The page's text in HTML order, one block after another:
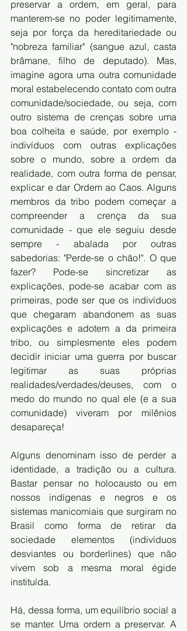
preservar a ordem, em geral, para
manterem-se no poder legitimamente,
seja por força da hereditariedade ou
"nobreza familiar" (sangue azul, casta
brâmane, filho de deputado). Mas,
imagine agora uma outra comunidade
moral estabelecendo contato com outra
comunidade/sociedade, ou seja, com
outro sistema de crenças sobre uma
boa colheita e saúde, por exemplo -
indivíduos com outras explicações
sobre o mundo, sobre a ordem da
realidade, com outra forma de pensar,
explicar e dar Ordem ao Caos. Alguns
membros da tribo podem começar a
compreender a crença da sua
comunidade - que ele seguiu desde
sempre - abalada por outras
sabedorias: "Perde-se o chão!". O que
fazer? Pode-se sincretizar as
explicações, pode-se acabar com as
primeiras, pode ser que os indivíduos
que chegaram abandonem as suas
explicações e adotem a da primeira
tribo, ou simplesmente eles podem
decidir iniciar uma guerra por buscar
legitimar as suas próprias
realidades/verdades/deuses, com o
medo do mundo no qual ele (e a sua
comunidade) viveram por milênios
desapareça!
Alguns denominam isso de perder a
identidade, a tradição ou a cultura.
Bastar pensar no holocausto ou em
nossos indígenas e negros e os
sistemas manicomiais que surgiram no
Brasil como forma de retirar da
sociedade elementos (indivíduos
desviantes ou borderlines) que não
vivem sob a mesma moral égide
instituída.
Há, dessa forma, um equilíbrio social a
se manter. Uma ordem a preservar. A